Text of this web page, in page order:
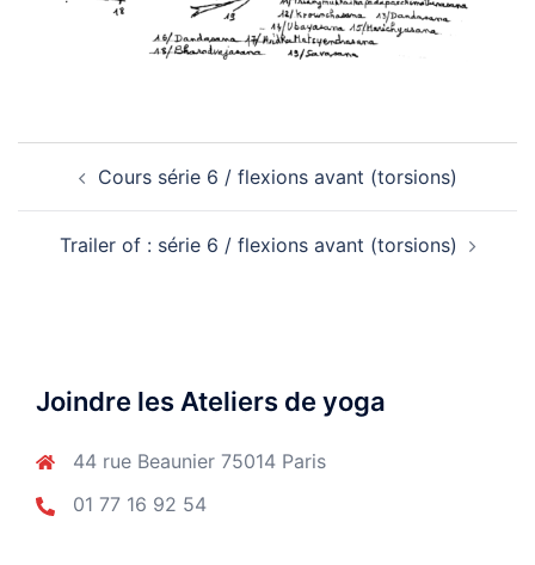
d’articleCours série 6 / flexions avant (torsions)
Trailer of : série 6 / flexions avant (torsions)
Joindre les Ateliers de yoga
44 rue Beaunier 75014 Paris
01 77 16 92 54